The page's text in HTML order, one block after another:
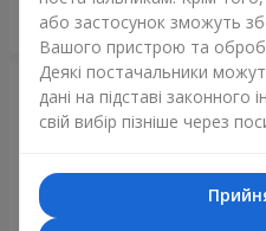
Замовити
або застосунок зможуть
Вашого пристрою та
Деякі постачальники
дані на підставі
свій вибір пізніше через